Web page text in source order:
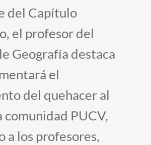
del Capítulo
el profesor del
Geografía destaca
el
del quehacer al
comunidad PUCV,
a los profesores,